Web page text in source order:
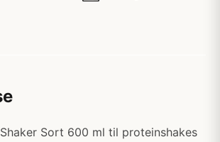
Shaker Sort 600 ml til proteinshakes